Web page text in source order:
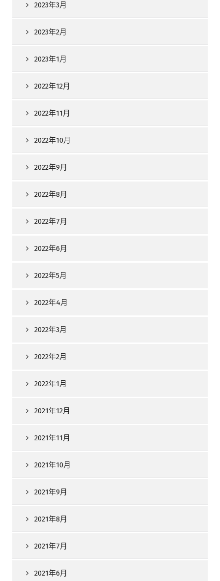
2023年3月
2023年2月
2023年1月
2022年12月
2022年11月
2022年10月
2022年9月
2022年8月
2022年7月
2022年6月
2022年5月
2022年4月
2022年3月
2022年2月
2022年1月
2021年12月
2021年11月
2021年10月
2021年9月
2021年8月
2021年7月
2021年6月